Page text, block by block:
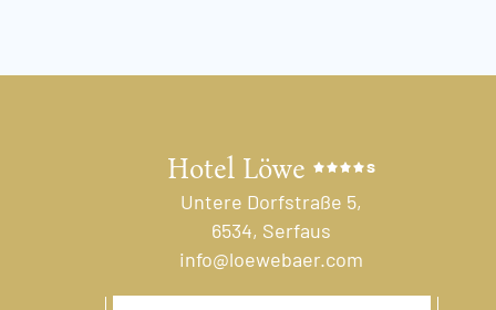
Hotel Löwe s
Untere Dorfstraße 5,
6534, Serfaus
info@loewebaer.com